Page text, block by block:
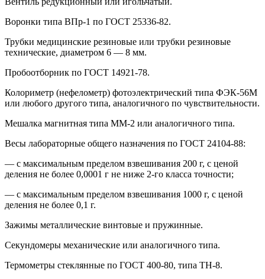
Воронки типа ВПр-1 по ГОСТ 25336-82.
Трубки медицинские резиновые или трубки резиновые
технические, диаметром 6 — 8 мм.
Пробоотборник по ГОСТ 14921-78.
Колориметр (нефелометр) фотоэлектрический типа ФЭК-56М
или любого другого типа, аналогичного по чувствительности.
Мешалка магнитная типа ММ-2 или аналогичного типа.
Весы лабораторные общего назначения по ГОСТ 24104-88:
— с максимальным пределом взвешивания 200 г, с ценой
деления не более 0,0001 г не ниже 2-го класса точности;
— с максимальным пределом взвешивания 1000 г, с ценой
деления не более 0,1 г.
Зажимы металлические винтовые и пружинные.
Секундомеры механические или аналогичного типа.
Термометры стеклянные по ГОСТ 400-80, типа ТН-8.